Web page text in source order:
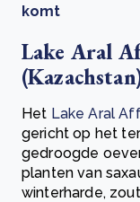
komt
Lake Aral
Het Lake Aral
gericht op het
gedroogde
planten van
winterharde,